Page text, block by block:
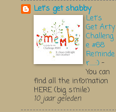
Let's get shabby
Let's
Get Arty
Challeng
e #68
Reminde
r.....:) -
You can
find all the infomation
HERE (big smile)
10 jaar geleden